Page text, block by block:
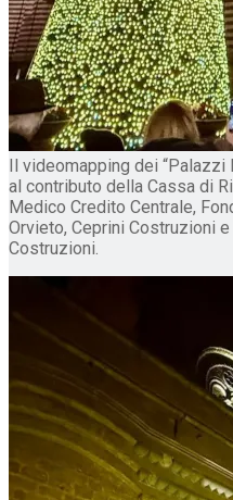
Il videomapping dei
al contributo della Cassa di
Medico Credito Centrale,
Orvieto, Ceprini Costruzioni
Costruzioni.